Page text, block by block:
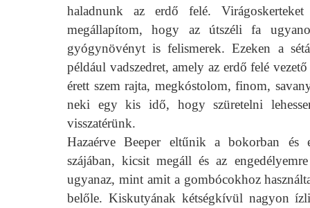
haladnunk az erdő felé.
megállapítom, hogy az útszéli fa
gyógynövényt is felismerek. Ezeken a
például vadszedret, amely az erdő felé
érett szem rajta, megkóstolom, finom,
neki egy kis idő, hogy szüretelni
visszatérünk.
Hazaérve Beeper eltűnik a bokorban és
szájában, kicsit megáll és az
ugyanaz, mint amit a gombócokhoz
belőle. Kiskutyának kétségkívül nagyon